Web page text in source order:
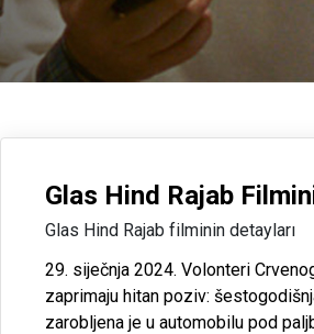
Glas Hind Rajab
Glas Hind Rajab filminin detayları
29. siječnja 2024. Volonteri
zaprimaju hitan poziv:
zarobljena je u automobilu pod